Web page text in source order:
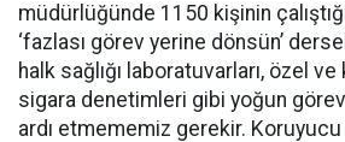
müdürlüğünde 1150 kişinin
‘fazlası görev yerine dönsün’
halk sağlığı laboratuvarları, özel
sigara denetimleri gibi yoğun görev
ardı etmememiz gerekir.